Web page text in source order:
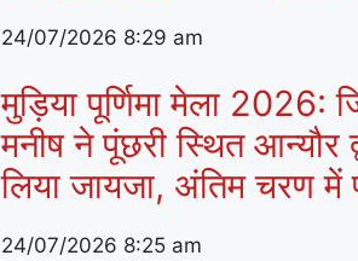
24/07/2026 8:29 am
मुड़िया पूर्णिमा मेला
मनीष ने पूंछरी स्थित आन्यौर
लिया जायजा, अंतिम चरण में
24/07/2026 8:25 am